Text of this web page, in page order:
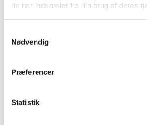
de har indsamlet fra din brug af deres
Nødvendig
Præferencer
Statistik
Allerede inden EM på dansk grund løb af
annonceret, at stævnet ville blive Digbys
pensionsmoden herre, så glædeligvis er
stadig skal konkurrere ved de store